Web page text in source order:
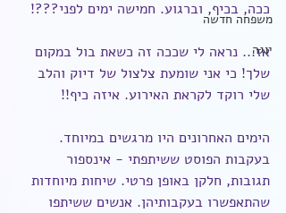
משפחה חדשה
יוגה
ככה, בכיף, וברגוע. חמישה ימים לפני???!
אז... נראה לי שככה זה כשאת בול במקום
שלך! כי אני שומעת צלצול של דיוק והלב
שלי רוקד לקראת האירוע. איזה כיף!!
הימים האחרונים היו מרגשים במיוחד.
בעקבות הפוסט ששיתפתי - אינספור
תגובות, חלקן באופן פרטי. שיחות מיוחדות
שהתאפשרו בעקבותיהן. אנשים ששיתפו